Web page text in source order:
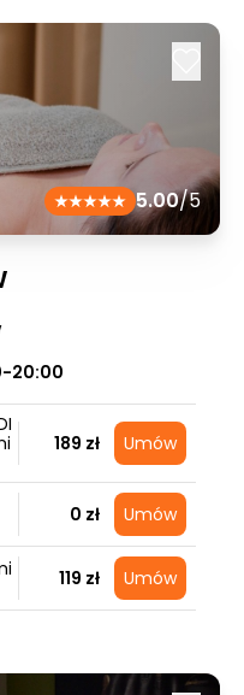
5.00/5
20:00
189 zł Umów
0 zł Umów
119 zł Umów